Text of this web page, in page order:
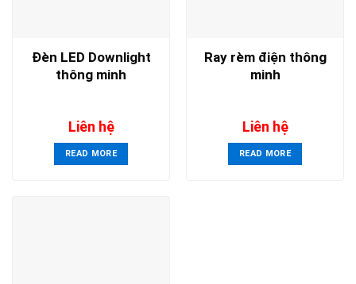
Đèn LED Downlight
thông minh
Liên hệ
READ MORE
Ray rèm điện thông
minh
Liên hệ
READ MORE